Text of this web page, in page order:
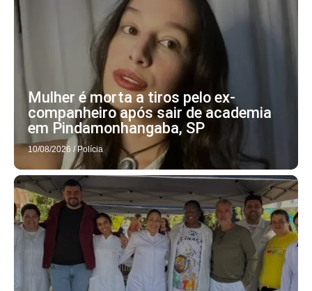
Mulher é morta a tiros pelo ex-
companheiro após sair de academia
em Pindamonhangaba, SP
10/08/2026 / Polícia